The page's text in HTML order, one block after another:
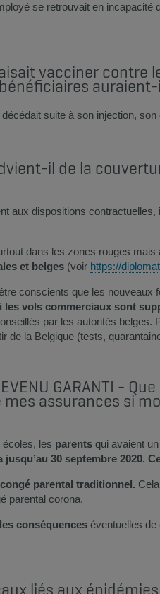
se retrouvait en
vacciner
suite à son injection,
il de la
aux dispositions contractuelles,
dans les zones rouges
et belges (voir https://
conscients que les
les vols commerciaux sont
par les autorités
de la Belgique (tests,
GARANTI -
assurances si
les parents qui avaient
30 septembre 2020.
parental traditionnel.
parental corona.
conséquences éventuelles
liés aux